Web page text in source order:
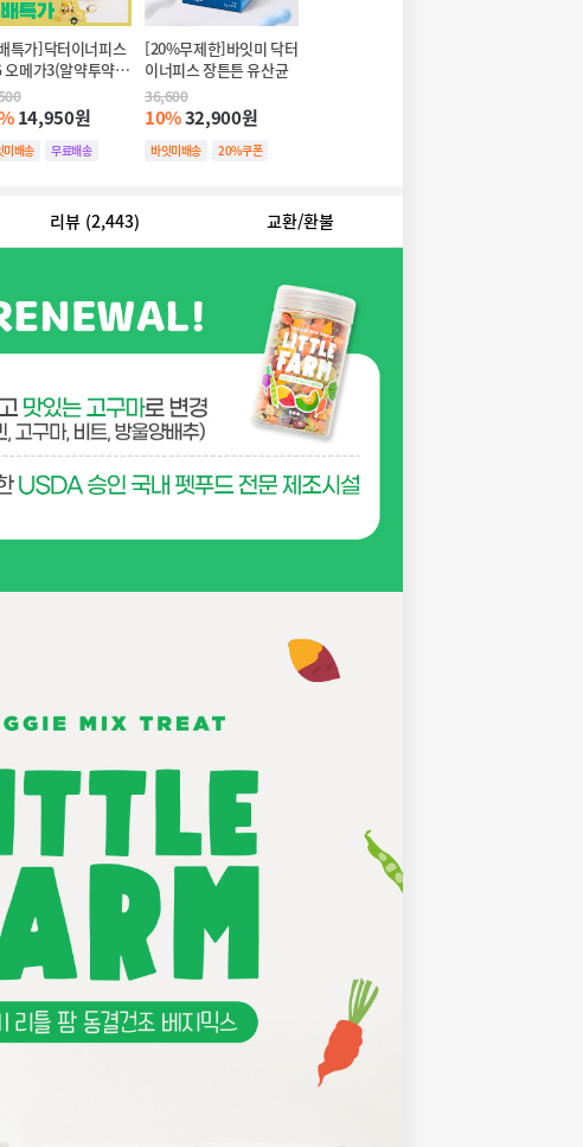
특가]닥터이너피스
오메가3(알약투약기
)
14,950원
미배송
무료배송
[20%무제한]바잇미 닥터
이너피스 장튼튼 유산균
36,600
10%32,900원
바잇미배송 20%쿠폰
리뷰 (2,443) 교환/환불